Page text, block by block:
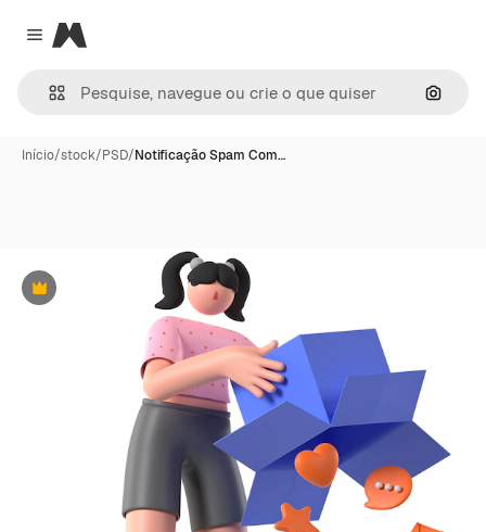
Close menu
Magnific
Início/stock/PSD/Notificação Spam Com…
Premium